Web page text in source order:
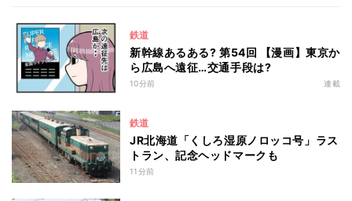
鉄道
新幹線あるある? 第54回 【漫画】東京か
ら広島へ遠征…交通手段は?
10分前 連載
鉄道
JR北海道「くしろ湿原ノロッコ号」ラス
トラン、記念ヘッドマークも
11分前